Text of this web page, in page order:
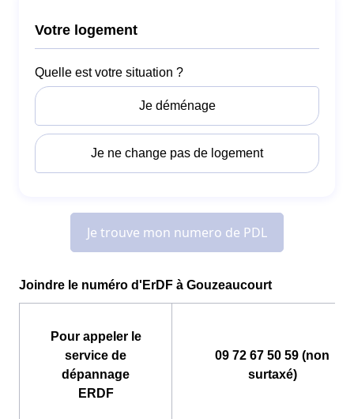
Joindre le numéro d'ErDF à Gouzeaucourt
Pour appeler le
service de
dépannage
ERDF
09 72 67 50 59 (non
surtaxé)